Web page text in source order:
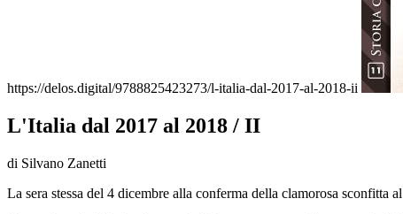
https://delos.digital/9788825423273/l-italia-dal-2017-al-2018-ii
L'Italia dal 2017 al 2018 / II
di Silvano Zanetti
La sera stessa del 4 dicembre alla conferma della clamorosa sconfitta